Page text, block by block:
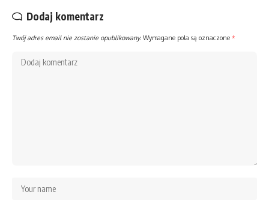
Dodaj komentarz
Twój adres email nie zostanie opublikowany. Wymagane pola są oznaczone *